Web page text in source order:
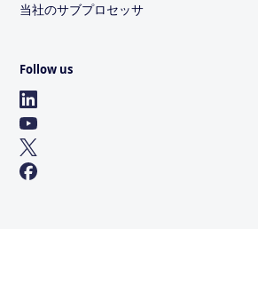
当社のサブプロセッサ
Follow us